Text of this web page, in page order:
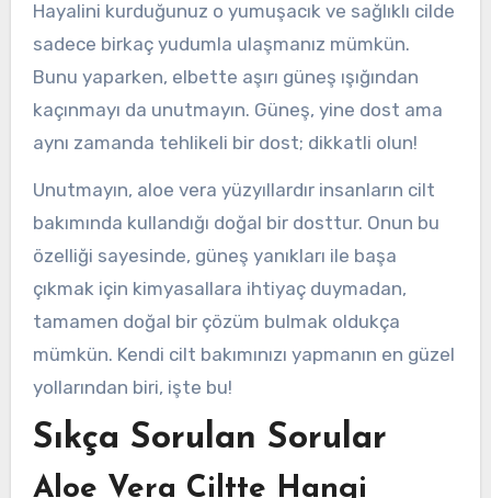
Hayalini kurduğunuz o yumuşacık ve sağlıklı cilde
sadece birkaç yudumla ulaşmanız mümkün.
Bunu yaparken, elbette aşırı güneş ışığından
kaçınmayı da unutmayın. Güneş, yine dost ama
aynı zamanda tehlikeli bir dost; dikkatli olun!
Unutmayın, aloe vera yüzyıllardır insanların cilt
bakımında kullandığı doğal bir dosttur. Onun bu
özelliği sayesinde, güneş yanıkları ile başa
çıkmak için kimyasallara ihtiyaç duymadan,
tamamen doğal bir çözüm bulmak oldukça
mümkün. Kendi cilt bakımınızı yapmanın en güzel
yollarından biri, işte bu!
Sıkça Sorulan Sorular
Aloe Vera Ciltte Hangi